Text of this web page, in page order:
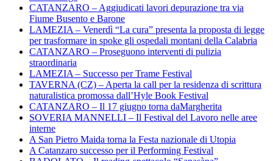
CATANZARO – Aggiudicati lavori depurazione tra via
Fiume Busento e Barone
LAMEZIA – Venerdì “La cura” presenta la proposta di legge
per trasformare in spoke gli ospedali montani della Calabria
CATANZARO – Proseguono interventi di pulizia
straordinaria
LAMEZIA – Successo per Trame Festival
TAVERNA (CZ) – Aperta la call per la residenza di scrittura
naturalistica promossa dall’Hyle Book Festival
CATANZARO – Il 17 giugno torna daMargherita
SOVERIA MANNELLI – Il Festival del Lavoro nelle aree
interne
A San Pietro Maida torna la Festa nazionale di Utopia
A Catanzaro successo per il Performing Festival